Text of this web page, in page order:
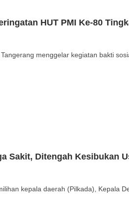
HUT PMI Ke-80
menggelar kegiatan bakti
Sakit, Ditengah Kesibukan
kepala daerah (Pilkada), Kepala